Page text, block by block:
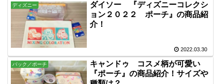
ディズニー
ダイソー 『ディズニーコレクシ
ョン２０２２ ポーチ』の商品紹
介！
2022.03.30
バック／ポーチ
キャンドゥ コスメ柄が可愛い
『ポーチ』の商品紹介！サイズや